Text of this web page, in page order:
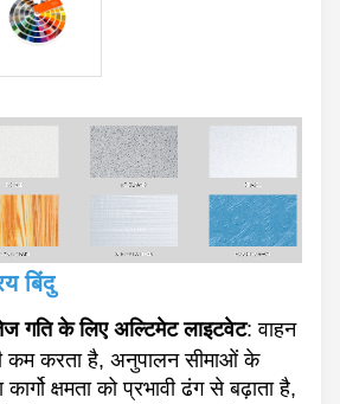
बिंदु
गति के लिए अल्टिमेट लाइटवेट: वाहन
कम करता है, अनुपालन सीमाओं के
क्षमता को प्रभावी ढंग से बढ़ाता है,